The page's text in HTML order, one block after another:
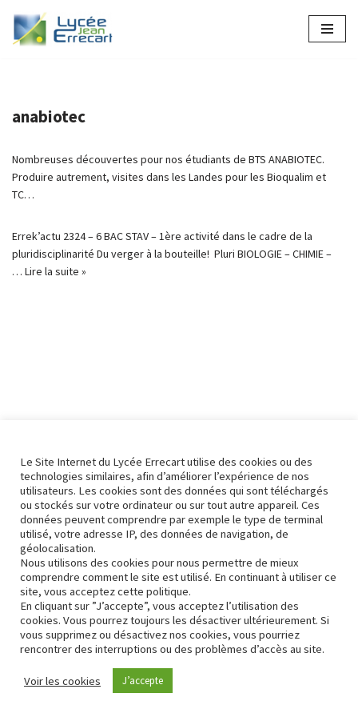
Aller
anabiotec
Nombreuses découvertes pour nos étudiants de BTS ANABIOTEC.
Produire autrement, visites dans les Landes pour les Bioqualim et
TC…
Errek’actu 2324 – 6 BAC STAV – 1ère activité dans le cadre de la
pluridisciplinarité Du verger à la bouteille! Pluri BIOLOGIE – CHIMIE –
… Lire la suite »
Conformité RGPD
Le Site Internet du Lycée Errecart utilise des cookies ou des
technologies similaires, afin d’améliorer l’expérience de nos
utilisateurs. Les cookies sont des données qui sont téléchargés
ou stockés sur votre ordinateur ou sur tout autre appareil. Ces
données peuvent comprendre par exemple le type de terminal
utilisé, votre adresse IP, des données de navigation, de
géolocalisation.
Nous utilisons des cookies pour nous permettre de mieux
comprendre comment le site est utilisé. En continuant à utiliser ce
site, vous acceptez cette politique.
En cliquant sur ”J’accepte”, vous acceptez l’utilisation des
cookies. Vous pourrez toujours les désactiver ultérieurement. Si
vous supprimez ou désactivez nos cookies, vous pourriez
rencontrer des interruptions ou des problèmes d’accès au site.
Voir les cookies J’accepte